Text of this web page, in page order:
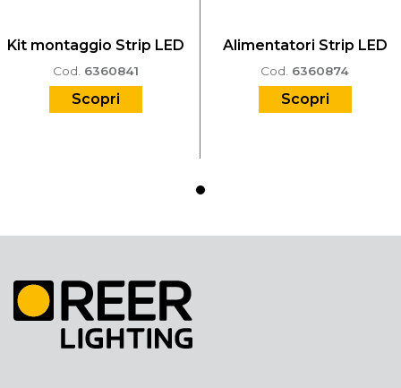
Kit montaggio Strip LED
Cod. 6360841
Scopri
Alimentatori Strip LED
Cod. 6360874
Scopri